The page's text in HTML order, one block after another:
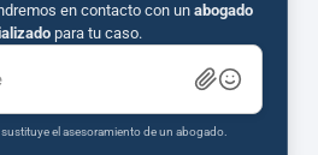
en contacto con un abogado
para tu caso.
el asesoramiento de un abogado.